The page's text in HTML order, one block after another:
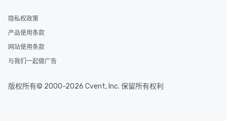
隐私权政策
产品使用条款
网站使用条款
与我们一起做广告
版权所有© 2000-2026 Cvent, Inc. 保留所有权利